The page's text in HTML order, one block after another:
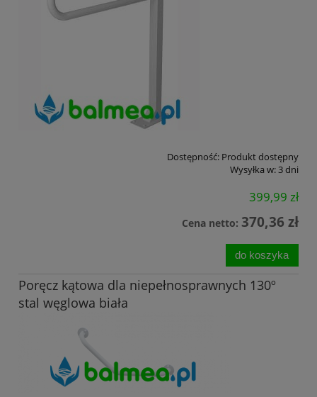
Dostępność: Produkt dostępny
Wysyłka w:3 dni
399,99 zł
Cena netto: 370,36 zł
do koszyka
Poręcz kątowa dla niepełnosprawnych 130º
stal węglowa biała